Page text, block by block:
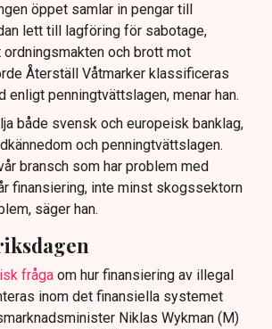
öppet samlar in pengar till
lett till lagföring för sabotage,
och brott mot
Återställ Våtmarker klassificeras
enligt penningtvättslagen, menar han.
både svensk och europeisk banklag,
och penningtvättslagen.
bransch som har problem med
finansiering, inte minst skogssektorn
säger han.
fråga om hur finansiering av illegal
inom det finansiella systemet
Niklas Wykman (M)